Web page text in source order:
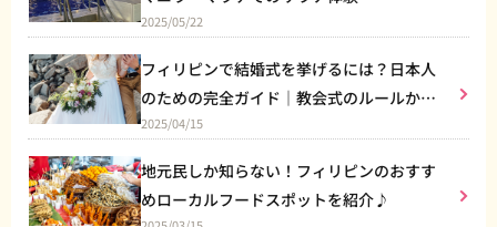
2025/05/22
フィリピンで結婚式を挙げるには？日本人
のための完全ガイド｜教会式のルールから
リゾート婚まで
2025/04/15
地元民しか知らない！フィリピンのおすす
めローカルフードスポットを紹介♪